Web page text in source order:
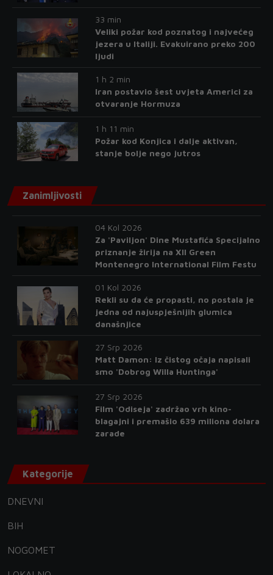
33 min
Veliki požar kod poznatog i najvećeg
jezera u Italiji. Evakuirano preko 200
ljudi
1 h 2 min
Iran postavio šest uvjeta Americi za
otvaranje Hormuza
1 h 11 min
Požar kod Konjica i dalje aktivan,
stanje bolje nego jutros
Zanimljivosti
04 Kol 2026
Za 'Paviljon' Dine Mustafića Specijalno
priznanje žirija na XII Green
Montenegro International Film Festu
01 Kol 2026
Rekli su da će propasti, no postala je
jedna od najuspješnijih glumica
današnjice
27 Srp 2026
Matt Damon: Iz čistog očaja napisali
smo 'Dobrog Willa Huntinga'
27 Srp 2026
Film 'Odiseja' zadržao vrh kino-
blagajni i premašio 639 miliona dolara
zarade
Kategorije
DNEVNI
BIH
NOGOMET